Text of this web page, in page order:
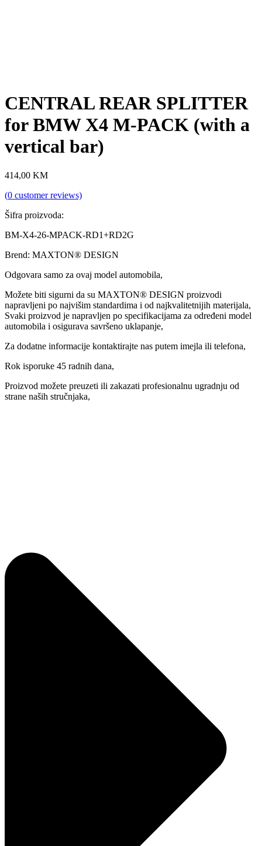
CENTRAL REAR SPLITTER
for BMW X4 M-PACK (with a
vertical bar)
414,00 KM
(0 customer reviews)
Šifra proizvoda:
BM-X4-26-MPACK-RD1+RD2G
Brend: MAXTON® DESIGN
Odgovara samo za ovaj model automobila,
Možete biti sigurni da su MAXTON® DESIGN proizvodi
napravljeni po najvišim standardima i od najkvalitetnijih materijala,
Svaki proizvod je napravljen po specifikacijama za određeni model
automobila i osigurava savršeno uklapanje,
Za dodatne informacije kontaktirajte nas putem imejla ili telefona,
Rok isporuke 45 radnih dana,
Proizvod možete preuzeti ili zakazati profesionalnu ugradnju od
strane naših stručnjaka,